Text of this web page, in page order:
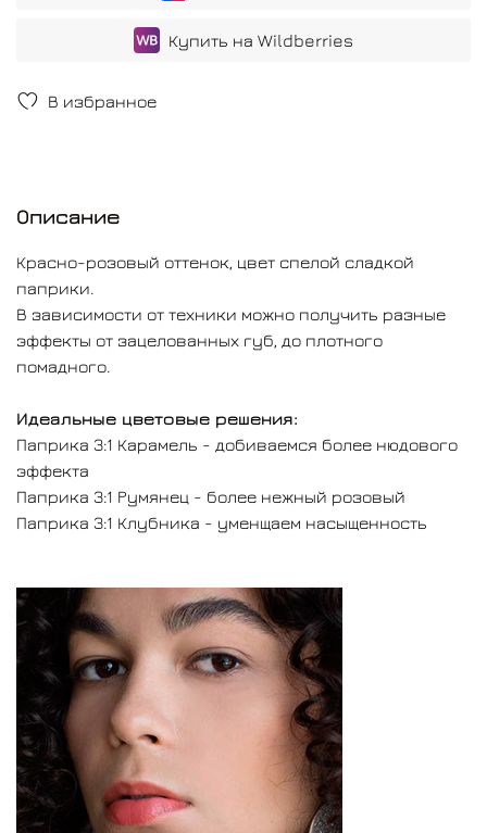
В избранное
Купить на Wildberries
Описание
Красно-розовый оттенок, цвет спелой сладкой
паприки.
В зависимости от техники можно получить разные
эффекты от зацелованных губ, до плотного
помадного.
Идеальные цветовые решения:
Паприка 3:1 Карамель - добиваемся более нюдового
эффекта
Паприка 3:1 Румянец - более нежный розовый
Паприка 3:1 Клубника - уменщаем насыщенность